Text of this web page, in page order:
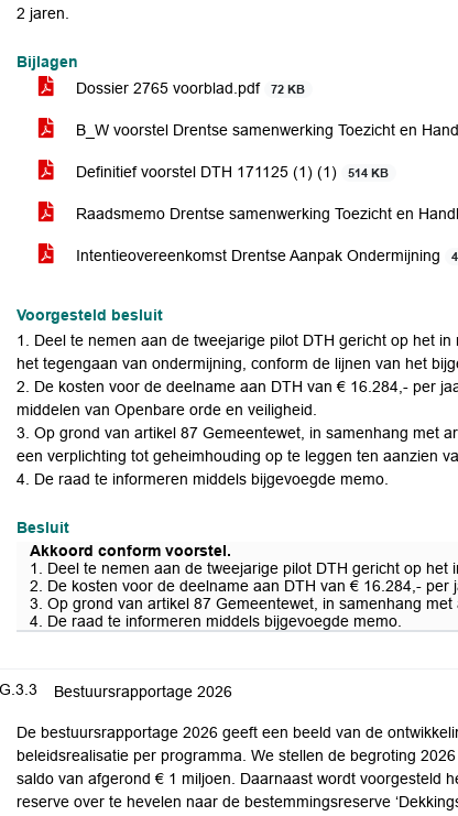
2 jaren.
Bijlagen
Dossier 2765 voorblad.pdf
72 KB
B_W voorstel Drentse samenwerking Toezicht en
Definitief voorstel DTH 171125 (1) (1) 514 KB
Raadsmemo Drentse samenwerking Toezicht en
Intentieovereenkomst Drentse Aanpak Ondermijning
Voorgesteld besluit
1. Deel te nemen aan de tweejarige pilot DTH gericht op het
het tegengaan van ondermijning, conform de lijnen van het
2. De kosten voor de deelname aan DTH van € 16.284,- per
middelen van Openbare orde en veiligheid.
3. Op grond van artikel 87 Gemeentewet, in samenhang met
een verplichting tot geheimhouding op te leggen ten aanzien
4. De raad te informeren middels bijgevoegde memo.
Besluit
Akkoord conform voorstel.
1. Deel te nemen aan de tweejarige pilot DTH gericht op
2. De kosten voor de deelname aan DTH van € 16.284,-
3. Op grond van artikel 87 Gemeentewet, in samenhang
4. De raad te informeren middels bijgevoegde memo.
Bestuursrapportage 2026
De bestuursrapportage 2026 geeft een beeld van de
beleidsrealisatie per programma. We stellen de begroting
saldo van afgerond € 1 miljoen. Daarnaast wordt voorgesteld
reserve over te hevelen naar de bestemmingsreserve